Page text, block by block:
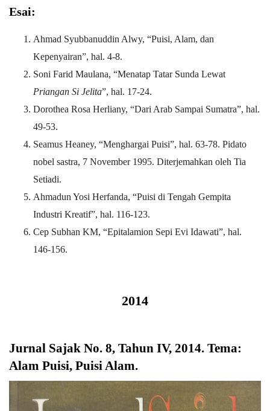
Esai:
Ahmad Syubbanuddin Alwy, “Puisi, Alam, dan
Kepenyairan”, hal. 4-8.
Soni Farid Maulana, “Menatap Tatar Sunda Lewat
Priangan Si Jelita”, hal. 17-24.
Dorothea Rosa Herliany, “Dari Arab Sampai Sumatra”, hal.
49-53.
Seamus Heaney, “Menghargai Puisi”, hal. 63-78. Pidato
nobel sastra, 7 November 1995. Diterjemahkan oleh Tia
Setiadi.
Ahmadun Yosi Herfanda, “Puisi di Tengah Gempita
Industri Kreatif”, hal. 116-123.
Cep Subhan KM, “Epitalamion Sepi Evi Idawati”, hal.
146-156.
2014
Jurnal Sajak No. 8, Tahun IV, 2014. Tema:
Alam Puisi, Puisi Alam.